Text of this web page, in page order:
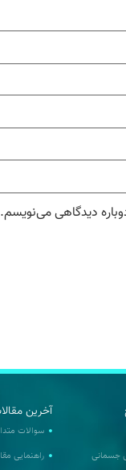
دیدگاهی می‌نویسم.
جسمانی
آخرین
سوالات
راهنمایی